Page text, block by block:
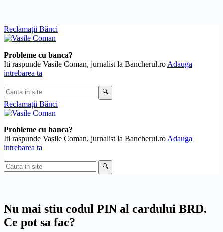
Skip
to
Reclamații Bănci
Probleme cu banca?
Iti raspunde Vasile Coman, jurnalist la Bancherul.ro Adauga
intrebarea ta
Cauta
in
site
🔍
Reclamații Bănci
Probleme cu banca?
Iti raspunde Vasile Coman, jurnalist la Bancherul.ro Adauga
intrebarea ta
Cauta
in
🔍
Nu mai stiu codul PIN al cardului BRD.
Ce pot sa fac?